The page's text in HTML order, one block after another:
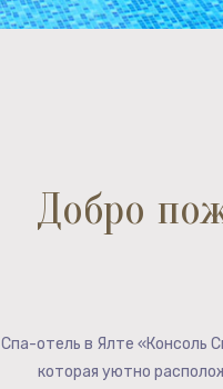
Добро
Спа-отель в Ялте «Консоль
которая уютно